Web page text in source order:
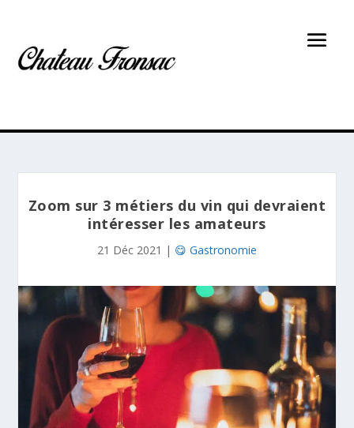
Zoom sur 3 métiers du vin qui devraient
intéresser les amateurs
21 Déc 2021 | 😋 Gastronomie